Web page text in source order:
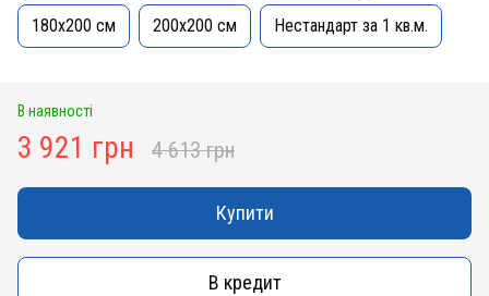
180x200 см 200x200 см Нестандарт за 1 кв.м.
В наявності
3 921 грн 4 613 грн
Купити
В кредит